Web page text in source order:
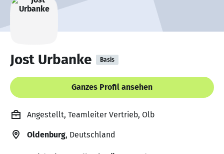
Jost Urbanke Basis
Ganzes Profil ansehen
Angestellt, Teamleiter Vertrieb, Olb
Oldenburg, Deutschland